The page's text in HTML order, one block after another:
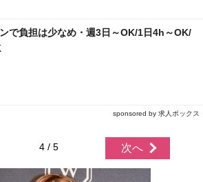
で負担は少なめ・週3日～OK/1日4h～OK/
sponsored by 求人ボックス
4 / 5 次へ